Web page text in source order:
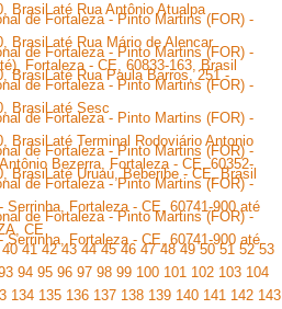
Brasil até Rua Antônio Atualpa
de Fortaleza - Pinto Martins (FOR) -
Brasil até Rua Mário de Alencar
Fortaleza - CE, 60833-163, Brasil
de Fortaleza - Pinto Martins (FOR) -
Brasil até Rua Paula Barros, 251 -
de Fortaleza - Pinto Martins (FOR) -
Brasil até Sesc
de Fortaleza - Pinto Martins (FOR) -
Brasil até Terminal Rodoviário Antonio
Bezerra, Fortaleza - CE, 60352-
de Fortaleza - Pinto Martins (FOR) -
Brasil até Uruaú, Beberibe - CE, Brasil
de Fortaleza - Pinto Martins (FOR) -
Fortaleza - CE, 60741-900 até
CE
de Fortaleza - Pinto Martins (FOR) -
Fortaleza - CE, 60741-900 até
40 41 42 43 44 45 46 47 48 49 50 51 52 53
94 95 96 97 98 99 100 101 102 103 104
134 135 136 137 138 139 140 141 142 143